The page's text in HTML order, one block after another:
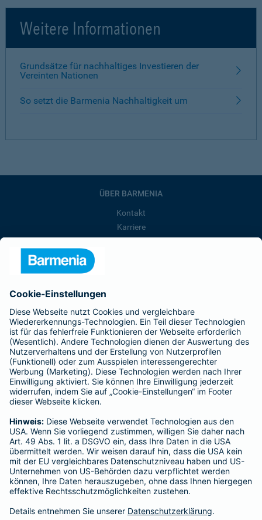
Weitere Informationen
Grundsätze für nachhaltiges Investieren der
Vereinten Nationen
So setzt die Barmenia Nachhaltigkeit um
ÜBER BARMENIA
Kontakt
Karriere
Barmenia ist Teil der BarmeniaGothaer
BELIEBTE SEITEN
Kranken-Zusatzversicherung
Tierversicherungen
Haftpflichtversicherung
Hausratversicherung
Adresse ändern
Schaden melden
Kilometerstandsmeldung
Serviceübersicht